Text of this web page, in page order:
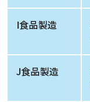
I食品製造
J食品製造